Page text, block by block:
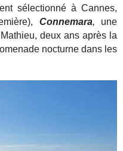
sélectionné à Cannes,
Connemara, une
deux ans après la
nocturne dans les